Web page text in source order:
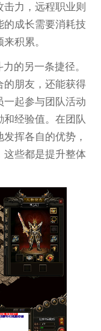
力，远程职业则
的成长需要消耗技
积累。
的另一条捷径。
的朋友，还能获得
一起参与团队活动
经验值。在团队
挥各自的优势，
这些都是提升整体